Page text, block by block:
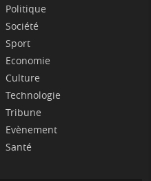
Politique
Société
Sport
Economie
Culture
Technologie
Tribune
Evènement
Santé